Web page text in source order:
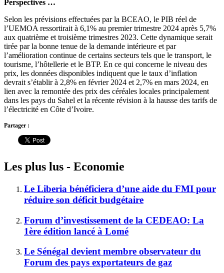
Perspectives …
Selon les prévisions effectuées par la BCEAO, le PIB réel de
l’UEMOA ressortirait à 6,1% au premier trimestre 2024 après 5,7%
aux quatrième et troisième trimestres 2023. Cette dynamique serait
tirée par la bonne tenue de la demande intérieure et par
l’amélioration continue de certains secteurs tels que le transport, le
tourisme, l’hôtellerie et le BTP. En ce qui concerne le niveau des
prix, les données disponibles indiquent que le taux d’inflation
devrait s’établir à 2,8% en février 2024 et 2,7% en mars 2024, en
lien avec la remontée des prix des céréales locales principalement
dans les pays du Sahel et la récente révision à la hausse des tarifs de
l’électricité en Côte d’Ivoire.
Partager :
Les plus lus - Economie
Le Liberia bénéficiera d’une aide du FMI pour
réduire son déficit budgétaire
Forum d’investissement de la CEDEAO: La
1ère édition lancé à Lomé
Le Sénégal devient membre observateur du
Forum des pays exportateurs de gaz